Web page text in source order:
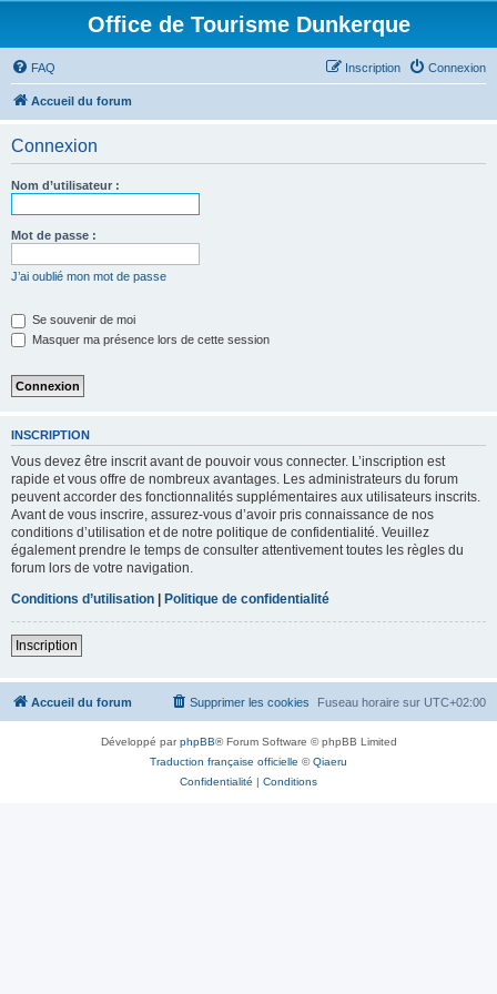
Office de Tourisme Dunkerque
FAQ Connexion
Inscription
Accueil du forum
Connexion
Nom d’utilisateur :
Mot de passe :
J’ai oublié mon mot de passe
Se souvenir de moi
Masquer ma présence lors de cette session
INSCRIPTION
Vous devez être inscrit avant de pouvoir vous connecter. L’inscription est
rapide et vous offre de nombreux avantages. Les administrateurs du forum
peuvent accorder des fonctionnalités supplémentaires aux utilisateurs inscrits.
Avant de vous inscrire, assurez-vous d’avoir pris connaissance de nos
conditions d’utilisation et de notre politique de confidentialité. Veuillez
également prendre le temps de consulter attentivement toutes les règles du
forum lors de votre navigation.
Conditions d’utilisation | Politique de confidentialité
Inscription
Accueil du forum Fuseau horaire sur UTC+02:00
Supprimer les cookies
Développé parphpBB® Forum Software © phpBB Limited
Traduction française officielle ©Qiaeru
Confidentialité | Conditions